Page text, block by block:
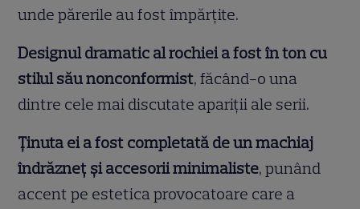
unde părerile au fost împărțite.
Designul dramatic al rochiei a fost în ton cu
stilul său nonconformist, făcând-o una
dintre cele mai discutate apariții ale serii.
Ținuta ei a fost completată de un machiaj
îndrăzneț și accesorii minimaliste, punând
accent pe estetica provocatoare care a